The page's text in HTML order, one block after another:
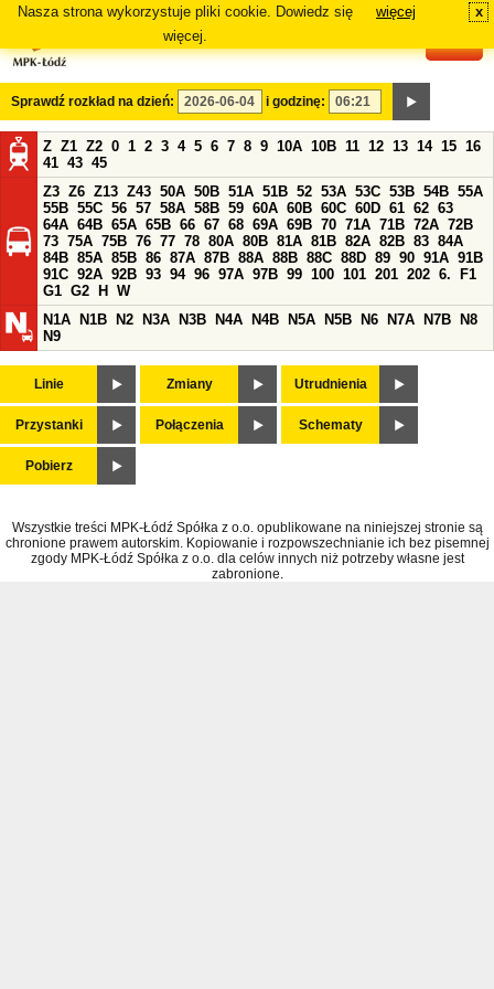
Nasza strona wykorzystuje pliki cookie. Dowiedz się
więcej.
więcej x
Sprawdź rozkład na dzień: i godzinę:
Z Z1 Z2 0 1 2 3 4 5 6 7 8 9 10A 10B 11 12 13 14 15 16
41 43 45
Z3 Z6 Z13 Z43 50A 50B 51A 51B 52 53A 53C 53B 54B 55A
55B 55C 56 57 58A 58B 59 60A 60B 60C 60D 61 62 63
64A 64B 65A 65B 66 67 68 69A 69B 70 71A 71B 72A 72B
73 75A 75B 76 77 78 80A 80B 81A 81B 82A 82B 83 84A
84B 85A 85B 86 87A 87B 88A 88B 88C 88D 89 90 91A 91B
91C 92A 92B 93 94 96 97A 97B 99 100 101 201 202 6.
F1
G1 G2 H
W
N1A
N1B N2 N3A N3B N4A N4B N5A N5B N6 N7A N7B
N8
N9
Linie Zmiany Utrudnienia
Przystanki Połączenia Schematy
Pobierz
Wszystkie treści MPK-Łódź Spółka z o.o. opublikowane na niniejszej stronie są
chronione prawem autorskim. Kopiowanie i rozpowszechnianie ich bez pisemnej
zgody MPK-Łódź Spółka z o.o. dla celów innych niż potrzeby własne jest
zabronione.